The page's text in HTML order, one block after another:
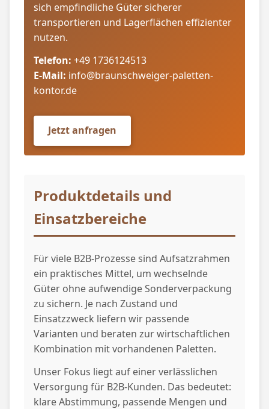
sich empfindliche Güter sicherer
transportieren und Lagerflächen effizienter
nutzen.
Telefon: +49 1736124513
E-Mail: info@braunschweiger-paletten-
kontor.de
Jetzt anfragen
Produktdetails und
Einsatzbereiche
Für viele B2B-Prozesse sind Aufsatzrahmen
ein praktisches Mittel, um wechselnde
Güter ohne aufwendige Sonderverpackung
zu sichern. Je nach Zustand und
Einsatzzweck liefern wir passende
Varianten und beraten zur wirtschaftlichen
Kombination mit vorhandenen Paletten.
Unser Fokus liegt auf einer verlässlichen
Versorgung für B2B-Kunden. Das bedeutet:
klare Abstimmung, passende Mengen und